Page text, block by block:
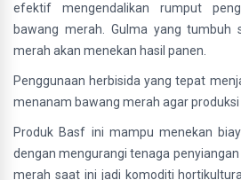
efektif mengendalikan rumput
bawang merah. Gulma yang tumbuh
merah akan menekan hasil panen.
Penggunaan herbisida yang tepat
menanam bawang merah agar produksi
Produk Basf ini mampu menekan
dengan mengurangi tenaga
merah saat ini jadi komoditi